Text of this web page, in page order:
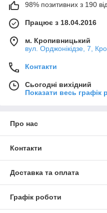
98% позитивних з 190
Працює з 18.04.2016
м. Кропивницький
вул. Орджонікідзе, 7,
Контакти
Сьогодні вихідний
Показати весь графік
Про нас
Контакти
Доставка та оплата
Графік роботи